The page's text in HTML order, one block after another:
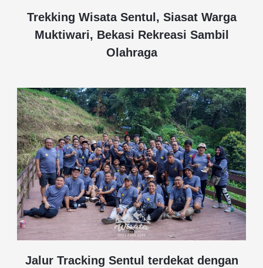
Trekking Wisata Sentul, Siasat Warga
Muktiwari, Bekasi Rekreasi Sambil
Olahraga
Jalur Tracking Sentul terdekat dengan